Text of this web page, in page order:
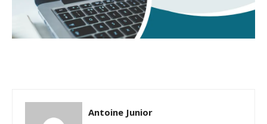
Antoine Junior